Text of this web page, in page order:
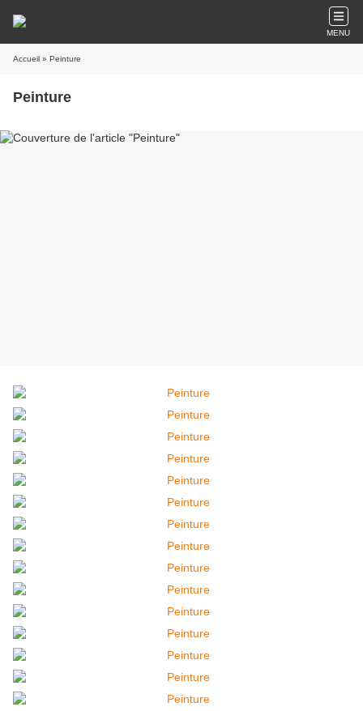
MENU
Accueil » Peinture
Peinture